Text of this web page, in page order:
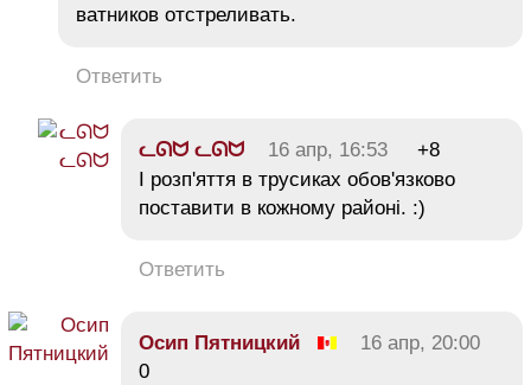
ватников отстреливать.
Ответить
ᓚᘏᗢ ᓚᘏᗢ 16 апр, 16:53
+8
І розп'яття в трусиках обов'язково
поставити в кожному районі. :)
Ответить
Осип Пятницкий
16 апр, 20:00
0